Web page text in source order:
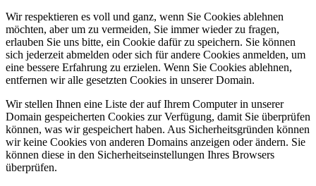
Wir respektieren es voll und ganz, wenn Sie Cookies ablehnen
möchten, aber um zu vermeiden, Sie immer wieder zu fragen,
erlauben Sie uns bitte, ein Cookie dafür zu speichern. Sie können
sich jederzeit abmelden oder sich für andere Cookies anmelden, um
eine bessere Erfahrung zu erzielen. Wenn Sie Cookies ablehnen,
entfernen wir alle gesetzten Cookies in unserer Domain.
Wir stellen Ihnen eine Liste der auf Ihrem Computer in unserer
Domain gespeicherten Cookies zur Verfügung, damit Sie überprüfen
können, was wir gespeichert haben. Aus Sicherheitsgründen können
wir keine Cookies von anderen Domains anzeigen oder ändern. Sie
können diese in den Sicherheitseinstellungen Ihres Browsers
überprüfen.